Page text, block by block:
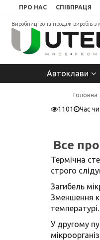
ПРО НАС СПІВПРАЦЯ
Виробництво та продаж виробів з
Автоклави
Головна
1101 Час
Все
Термічна
строго
Загибель
Зменшення
температурі.
У другому